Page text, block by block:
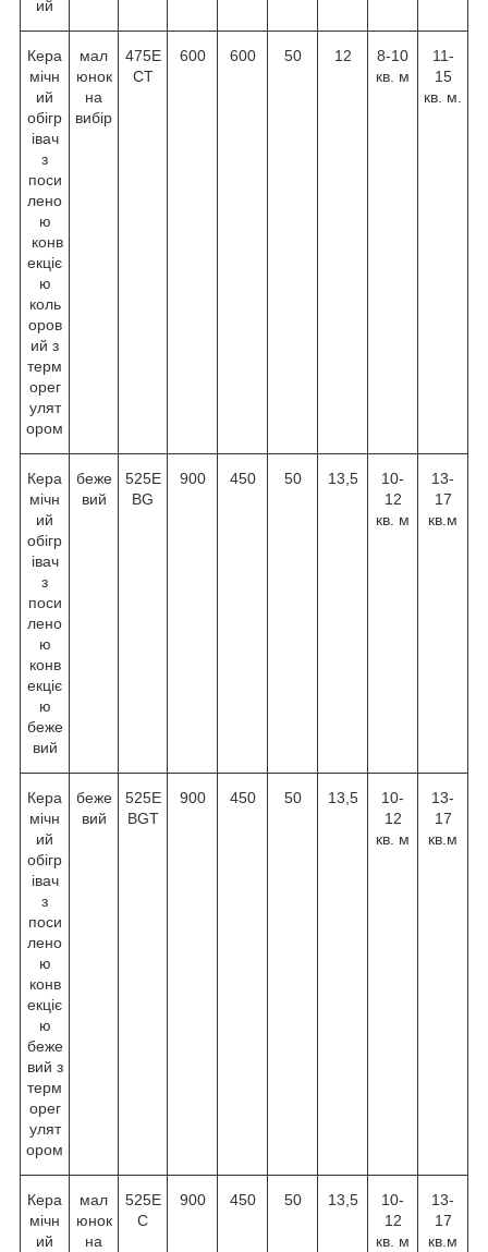
ий
Кера
мічн
ий
обігр
івач
з
поси
лено
ю
конв
екціє
ю
коль
оров
ий з
терм
орег
улят
ором
мал
юнок
на
вибір
475E
CТ
600 600 50 12
8-10
кв. м
11-
15
кв. м.
Кера
мічн
ий
обігр
івач
з
поси
лено
ю
конв
екціє
ю
беже
вий
беже
вий
525E
BG
900 450 50 13,5
10-
12
кв. м
13-
17
кв.м
Кера
мічн
ий
обігр
івач
з
поси
лено
ю
конв
екціє
ю
беже
вий з
терм
орег
улят
ором
беже
вий
525Е
BGТ
900 450 50 13,5
10-
12
кв. м
13-
17
кв.м
Кера
мічн
ий
мал
юнок
на
525E
C
900 450 50 13,5
10-
12
кв. м
13-
17
кв.м